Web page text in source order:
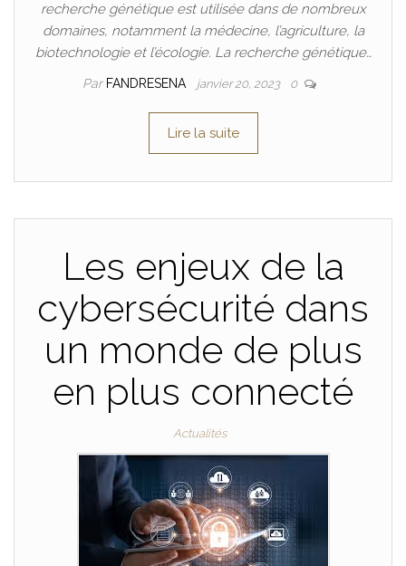
recherche génétique est utilisée dans de nombreux
domaines, notamment la médecine, l’agriculture, la
biotechnologie et l’écologie. La recherche génétique…
Par FANDRESENA janvier 20, 2023 0
Lire la suite
Les enjeux de la
cybersécurité dans
un monde de plus
en plus connecté
Actualités